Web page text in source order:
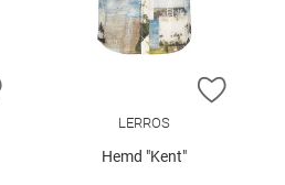
ZUR WUNSCHLISTE HINZUFÜGEN
ZUR
LERROS
Hemd "Kent"